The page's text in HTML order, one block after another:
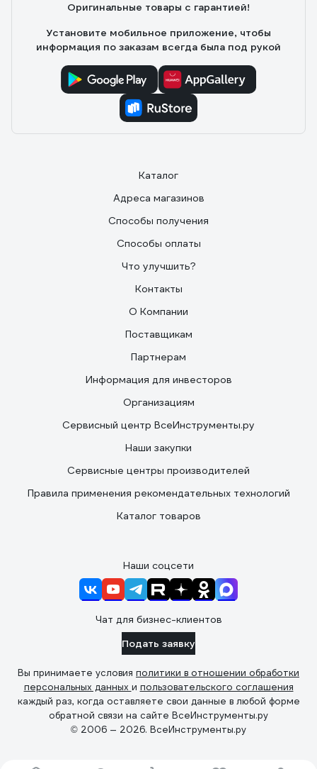
лучше, чем на фото
Оригинальные товары с гарантией!
Установите мобильное приложение, чтобы
информация по заказам всегда была под рукой
Каталог
Адреса магазинов
Способы получения
Способы оплаты
Что улучшить?
Контакты
О Компании
Поставщикам
Партнерам
Информация для инвесторов
Организациям
Сервисный центр ВсеИнструменты.ру
Наши закупки
Сервисные центры производителей
Правила применения рекомендательных технологий
Каталог товаров
Наши соцсети
Чат для бизнес-клиентов
Подать заявку
Вы принимаете условия политики в отношении обработки
персональных данных и пользовательского соглашения
каждый раз, когда оставляете свои данные в любой форме
обратной связи на сайте ВсеИнструменты.ру
© 2006 — 2026. ВсеИнструменты.ру